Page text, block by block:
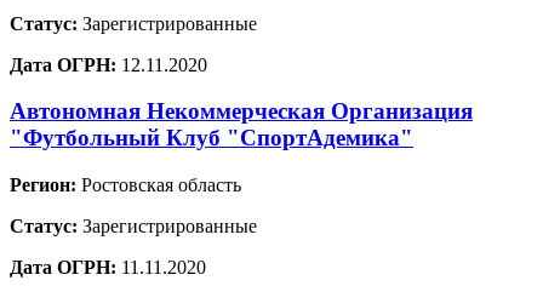
Статус: Зарегистрированные
Дата ОГРН: 12.11.2020
Автономная Некоммерческая Организация
"Футбольный Клуб "СпортАдемика"
Регион: Ростовская область
Статус: Зарегистрированные
Дата ОГРН: 11.11.2020